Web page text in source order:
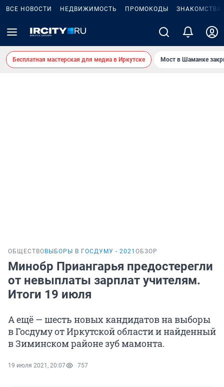
ВСЕ НОВОСТИ НЕДВИЖИМОСТЬ ПРОМОКОДЫ ЗНАКОМСТВА
Бесплатная мастерская для медиа в Иркутске Мост в Шаманке
ОБЩЕСТВО ВЫБОРЫ В ГОСДУМУ - 2021 ОБЗОР
Минобр Приангарья предостерегли
от невыплаты зарплат учителям.
Итоги 19 июля
А ещё — шесть новых кандидатов на выборы
в Госдуму от Иркутской области и найденный
в Зиминском районе зуб мамонта.
19 июля 2021, 20:07 757